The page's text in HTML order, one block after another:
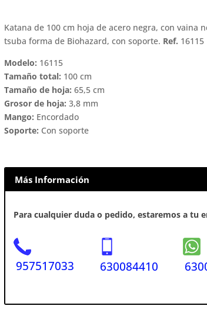
Katana de 100 cm hoja de acero negra, con vaina
tsuba forma de Biohazard, con soporte. Ref. 16115
Modelo: 16115
Tamaño total: 100 cm
Tamaño de hoja: 65,5 cm
Grosor de hoja: 3,8 mm
Mango: Encordado
Soporte: Con soporte
Más Información
Para cualquier duda o pedido, estaremos a tu
957517033 630084410